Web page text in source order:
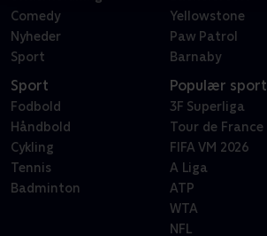
Comedy
Nyheder
Sport
Yellowstone
Paw Patrol
Barnaby
Sport
Fodbold
Håndbold
Cykling
Tennis
Badminton
Populær sport
3F Superliga
Tour de France
FIFA VM 2026
A Liga
ATP
WTA
NFL